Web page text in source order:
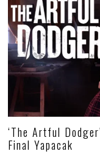
‘The Artful
Final Yapacak